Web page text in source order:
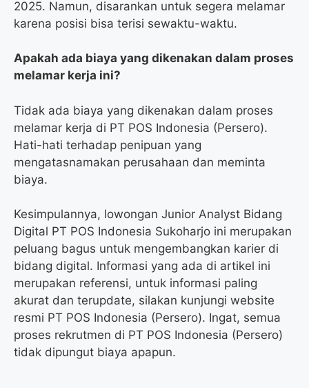
2025. Namun, disarankan untuk segera melamar
karena posisi bisa terisi sewaktu-waktu.
Apakah ada biaya yang dikenakan dalam proses
melamar kerja ini?
Tidak ada biaya yang dikenakan dalam proses
melamar kerja di PT POS Indonesia (Persero).
Hati-hati terhadap penipuan yang
mengatasnamakan perusahaan dan meminta
biaya.
Kesimpulannya, lowongan Junior Analyst Bidang
Digital PT POS Indonesia Sukoharjo ini merupakan
peluang bagus untuk mengembangkan karier di
bidang digital. Informasi yang ada di artikel ini
merupakan referensi, untuk informasi paling
akurat dan terupdate, silakan kunjungi website
resmi PT POS Indonesia (Persero). Ingat, semua
proses rekrutmen di PT POS Indonesia (Persero)
tidak dipungut biaya apapun.